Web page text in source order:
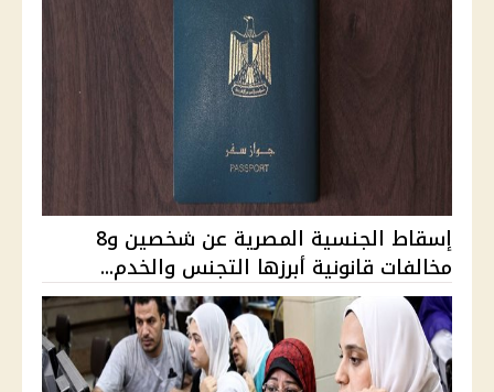
إسقاط الجنسية المصرية عن شخصين و8
مخالفات قانونية أبرزها التجنس والخدم...